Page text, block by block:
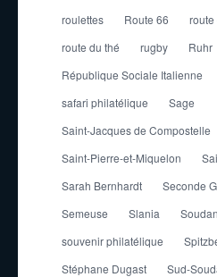
roulettes
Route 66
route
route du thé
rugby Ruhr
République Sociale Italienne
safari philatélique
Sage
Saint-Jacques de Compostelle
Saint-Pierre-et-Miquelon
Sarah Bernhardt
Seconde
Semeuse
Slania
souvenir philatélique
Stéphane Dugast
Sud-